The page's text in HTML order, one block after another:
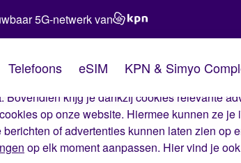
Simyo
onze website. Met deze cookies zorgen wij
Bovendien krijg je dankzij cookies relevante
op onze website. Hiermee kunnen ze je
of advertenties kunnen laten zien op
op elk moment aanpassen. Hier vind je
5G-netwerk van
Telefoons eSIM KPN & Simyo